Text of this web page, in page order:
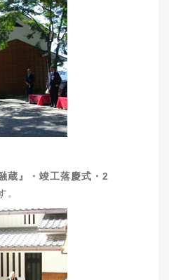
蔵』・竣工落慶式・2
。